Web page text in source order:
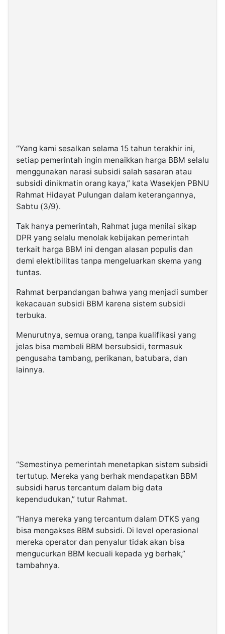
“Yang kami sesalkan selama 15 tahun terakhir ini,
setiap pemerintah ingin menaikkan harga BBM selalu
menggunakan narasi subsidi salah sasaran atau
subsidi dinikmatin orang kaya,” kata Wasekjen PBNU
Rahmat Hidayat Pulungan dalam keterangannya,
Sabtu (3/9).
Tak hanya pemerintah, Rahmat juga menilai sikap
DPR yang selalu menolak kebijakan pemerintah
terkait harga BBM ini dengan alasan populis dan
demi elektibilitas tanpa mengeluarkan skema yang
tuntas.
Rahmat berpandangan bahwa yang menjadi sumber
kekacauan subsidi BBM karena sistem subsidi
terbuka.
Menurutnya, semua orang, tanpa kualifikasi yang
jelas bisa membeli BBM bersubsidi, termasuk
pengusaha tambang, perikanan, batubara, dan
lainnya.
“Semestinya pemerintah menetapkan sistem subsidi
tertutup. Mereka yang berhak mendapatkan BBM
subsidi harus tercantum dalam big data
kependudukan,” tutur Rahmat.
“Hanya mereka yang tercantum dalam DTKS yang
bisa mengakses BBM subsidi. Di level operasional
mereka operator dan penyalur tidak akan bisa
mengucurkan BBM kecuali kepada yg berhak,”
tambahnya.